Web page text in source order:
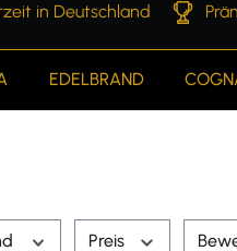
in Deutschland
EDELBRAND
Preis